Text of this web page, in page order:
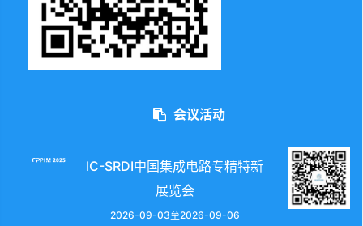
会议活动
IC-SRDI中国集成电路专精特新
展览会
2026-09-03至2026-09-06